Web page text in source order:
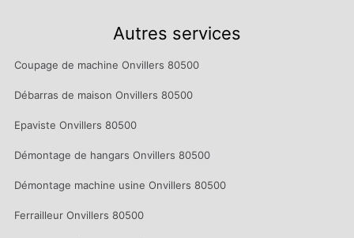
Autres services
Coupage de machine Onvillers 80500
Débarras de maison Onvillers 80500
Epaviste Onvillers 80500
Démontage de hangars Onvillers 80500
Démontage machine usine Onvillers 80500
Ferrailleur Onvillers 80500